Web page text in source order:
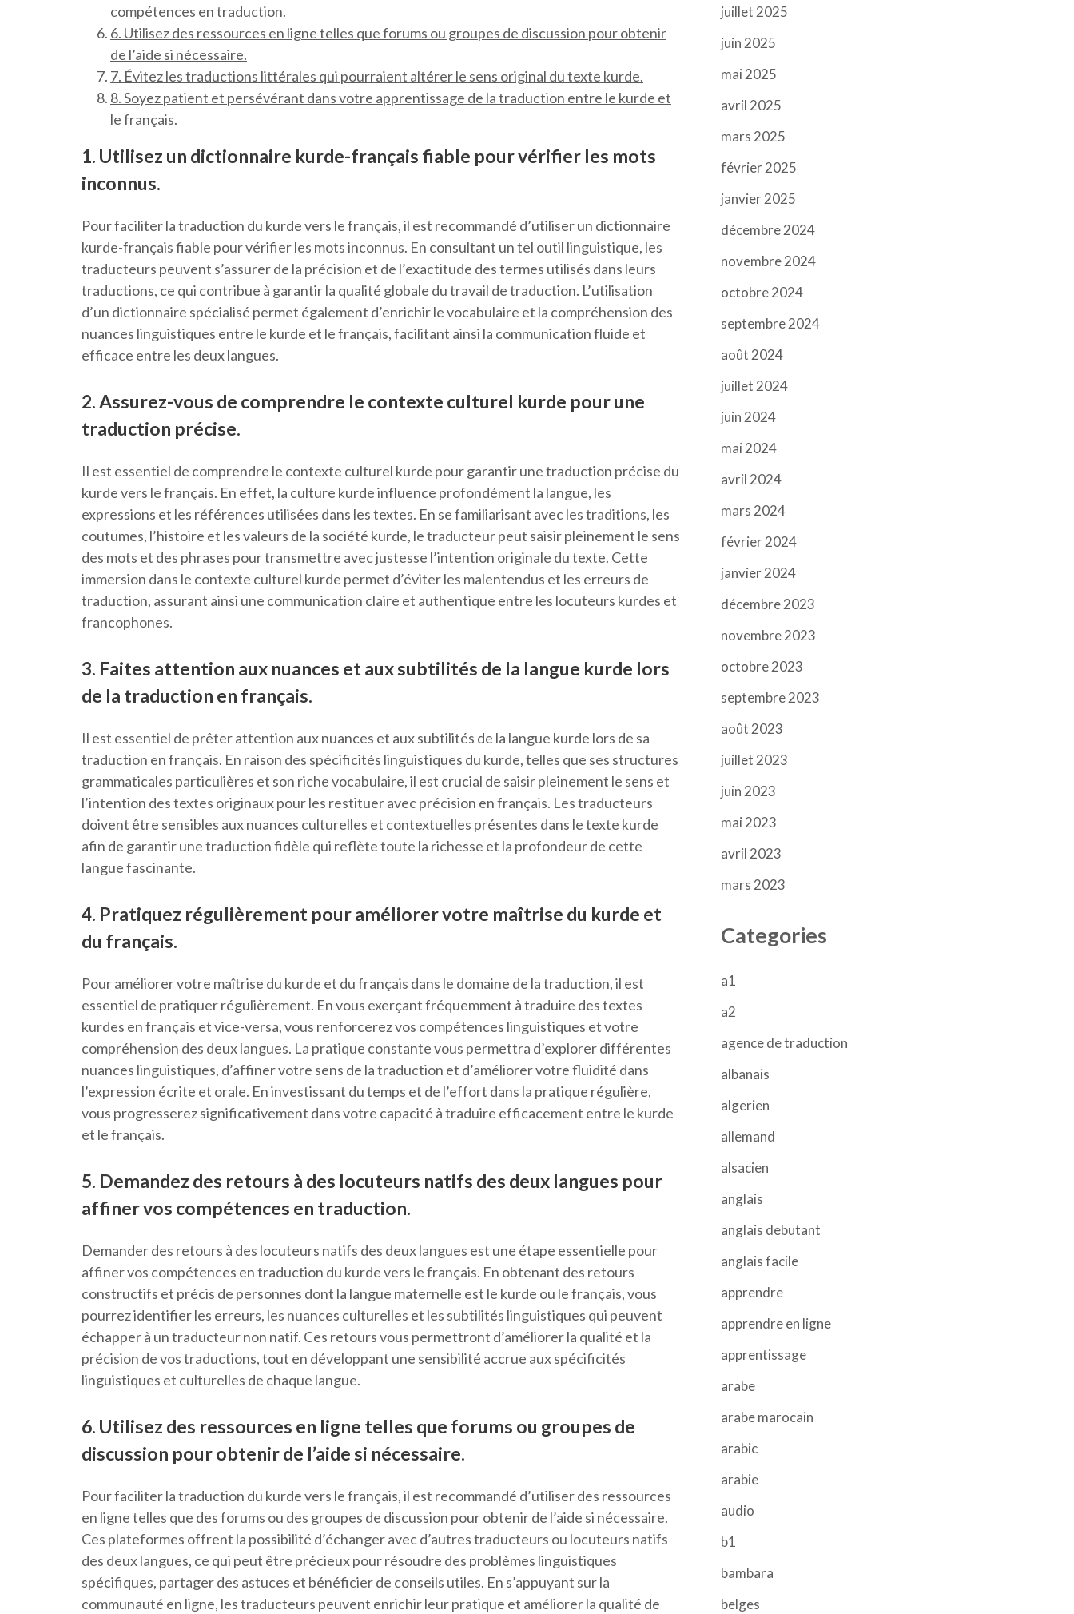
compétences en traduction.
6. Utilisez des ressources en ligne telles que forums ou groupes de discussion pour obtenir
de l’aide si nécessaire.
7. Évitez les traductions littérales qui pourraient altérer le sens original du texte kurde.
8. Soyez patient et persévérant dans votre apprentissage de la traduction entre le kurde et
le français.
1. Utilisez un dictionnaire kurde-français fiable pour vérifier les mots
inconnus.
Pour faciliter la traduction du kurde vers le français, il est recommandé d’utiliser un dictionnaire
kurde-français fiable pour vérifier les mots inconnus. En consultant un tel outil linguistique, les
traducteurs peuvent s’assurer de la précision et de l’exactitude des termes utilisés dans leurs
traductions, ce qui contribue à garantir la qualité globale du travail de traduction. L’utilisation
d’un dictionnaire spécialisé permet également d’enrichir le vocabulaire et la compréhension des
nuances linguistiques entre le kurde et le français, facilitant ainsi la communication fluide et
efficace entre les deux langues.
2. Assurez-vous de comprendre le contexte culturel kurde pour une
traduction précise.
Il est essentiel de comprendre le contexte culturel kurde pour garantir une traduction précise du
kurde vers le français. En effet, la culture kurde influence profondément la langue, les
expressions et les références utilisées dans les textes. En se familiarisant avec les traditions, les
coutumes, l’histoire et les valeurs de la société kurde, le traducteur peut saisir pleinement le sens
des mots et des phrases pour transmettre avec justesse l’intention originale du texte. Cette
immersion dans le contexte culturel kurde permet d’éviter les malentendus et les erreurs de
traduction, assurant ainsi une communication claire et authentique entre les locuteurs kurdes et
francophones.
3. Faites attention aux nuances et aux subtilités de la langue kurde lors
de la traduction en français.
Il est essentiel de prêter attention aux nuances et aux subtilités de la langue kurde lors de sa
traduction en français. En raison des spécificités linguistiques du kurde, telles que ses structures
grammaticales particulières et son riche vocabulaire, il est crucial de saisir pleinement le sens et
l’intention des textes originaux pour les restituer avec précision en français. Les traducteurs
doivent être sensibles aux nuances culturelles et contextuelles présentes dans le texte kurde
afin de garantir une traduction fidèle qui reflète toute la richesse et la profondeur de cette
langue fascinante.
4. Pratiquez régulièrement pour améliorer votre maîtrise du kurde et
du français.
Pour améliorer votre maîtrise du kurde et du français dans le domaine de la traduction, il est
essentiel de pratiquer régulièrement. En vous exerçant fréquemment à traduire des textes
kurdes en français et vice-versa, vous renforcerez vos compétences linguistiques et votre
compréhension des deux langues. La pratique constante vous permettra d’explorer différentes
nuances linguistiques, d’affiner votre sens de la traduction et d’améliorer votre fluidité dans
l’expression écrite et orale. En investissant du temps et de l’effort dans la pratique régulière,
vous progresserez significativement dans votre capacité à traduire efficacement entre le kurde
et le français.
5. Demandez des retours à des locuteurs natifs des deux langues pour
affiner vos compétences en traduction.
Demander des retours à des locuteurs natifs des deux langues est une étape essentielle pour
affiner vos compétences en traduction du kurde vers le français. En obtenant des retours
constructifs et précis de personnes dont la langue maternelle est le kurde ou le français, vous
pourrez identifier les erreurs, les nuances culturelles et les subtilités linguistiques qui peuvent
échapper à un traducteur non natif. Ces retours vous permettront d’améliorer la qualité et la
précision de vos traductions, tout en développant une sensibilité accrue aux spécificités
linguistiques et culturelles de chaque langue.
6. Utilisez des ressources en ligne telles que forums ou groupes de
discussion pour obtenir de l’aide si nécessaire.
Pour faciliter la traduction du kurde vers le français, il est recommandé d’utiliser des ressources
en ligne telles que des forums ou des groupes de discussion pour obtenir de l’aide si nécessaire.
Ces plateformes offrent la possibilité d’échanger avec d’autres traducteurs ou locuteurs natifs
des deux langues, ce qui peut être précieux pour résoudre des problèmes linguistiques
spécifiques, partager des astuces et bénéficier de conseils utiles. En s’appuyant sur la
communauté en ligne, les traducteurs peuvent enrichir leur pratique et améliorer la qualité de
juillet 2025
juin 2025
mai 2025
avril 2025
mars 2025
février 2025
janvier 2025
décembre 2024
novembre 2024
octobre 2024
septembre 2024
août 2024
juillet 2024
juin 2024
mai 2024
avril 2024
mars 2024
février 2024
janvier 2024
décembre 2023
novembre 2023
octobre 2023
septembre 2023
août 2023
juillet 2023
juin 2023
mai 2023
avril 2023
mars 2023
Categories
a1
a2
agence de traduction
albanais
algerien
allemand
alsacien
anglais
anglais debutant
anglais facile
apprendre
apprendre en ligne
apprentissage
arabe
arabe marocain
arabic
arabie
audio
b1
bambara
belges